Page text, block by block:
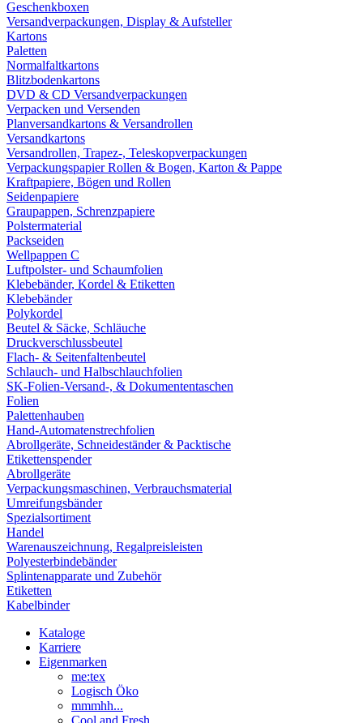
Geschenkboxen
Versandverpackungen, Display & Aufsteller
Kartons
Paletten
Normalfaltkartons
Blitzbodenkartons
DVD & CD Versandverpackungen
Verpacken und Versenden
Planversandkartons & Versandrollen
Versandkartons
Versandrollen, Trapez-, Teleskopverpackungen
Verpackungspapier Rollen & Bogen, Karton & Pappe
Kraftpapiere, Bögen und Rollen
Seidenpapiere
Graupappen, Schrenzpapiere
Polstermaterial
Packseiden
Wellpappen C
Luftpolster- und Schaumfolien
Klebebänder, Kordel & Etiketten
Klebebänder
Polykordel
Beutel & Säcke, Schläuche
Druckverschlussbeutel
Flach- & Seitenfaltenbeutel
Schlauch- und Halbschlauchfolien
SK-Folien-Versand-, & Dokumententaschen
Folien
Palettenhauben
Hand-Automatenstrechfolien
Abrollgeräte, Schneideständer & Packtische
Etikettenspender
Abrollgeräte
Verpackungsmaschinen, Verbrauchsmaterial
Umreifungsbänder
Spezialsortiment
Handel
Warenauszeichnung, Regalpreisleisten
Polyesterbindebänder
Splintenapparate und Zubehör
Etiketten
Kabelbinder
Kataloge
Karriere
Eigenmarken
me:tex
Logisch Öko
mmmhh...